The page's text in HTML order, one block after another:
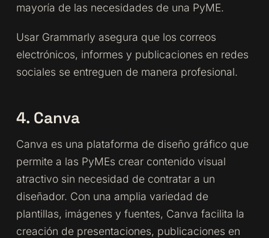
mayoría de las necesidades de una PyME.
Usar Grammarly asegura que los correos
electrónicos, informes y publicaciones en redes
sociales se entreguen de manera profesional.
4. Canva
Canva es una plataforma de diseño gráfico que
permite a las PyMEs crear contenido visual
atractivo sin necesidad de contratar a un
diseñador. Con una amplia variedad de
plantillas, imágenes y fuentes, Canva facilita la
creación de presentaciones, publicaciones en